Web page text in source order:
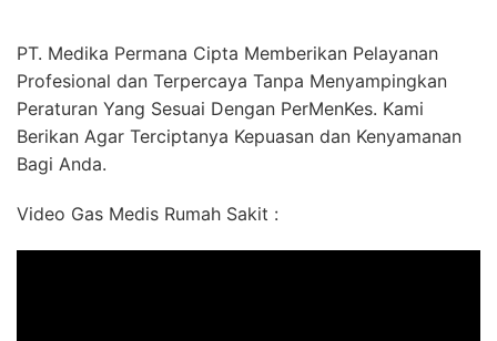
PT. Medika Permana Cipta Memberikan Pelayanan
Profesional dan Terpercaya Tanpa Menyampingkan
Peraturan Yang Sesuai Dengan PerMenKes. Kami
Berikan Agar Terciptanya Kepuasan dan Kenyamanan
Bagi Anda.
Video Gas Medis Rumah Sakit :